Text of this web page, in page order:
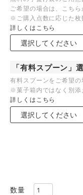
ご希望の場合は、こちら
※ご購入点数に応じた枚
詳しくはこちら
「有料スプーン」
有料スプーンをご希望の
※菓子箱内ではなく別添
詳しくはこちら